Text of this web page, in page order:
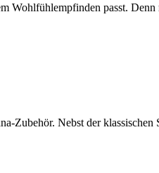
passt.
Zubehör. Nebst der